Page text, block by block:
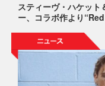
スティーヴ・ハケット
ー、コラボ作より